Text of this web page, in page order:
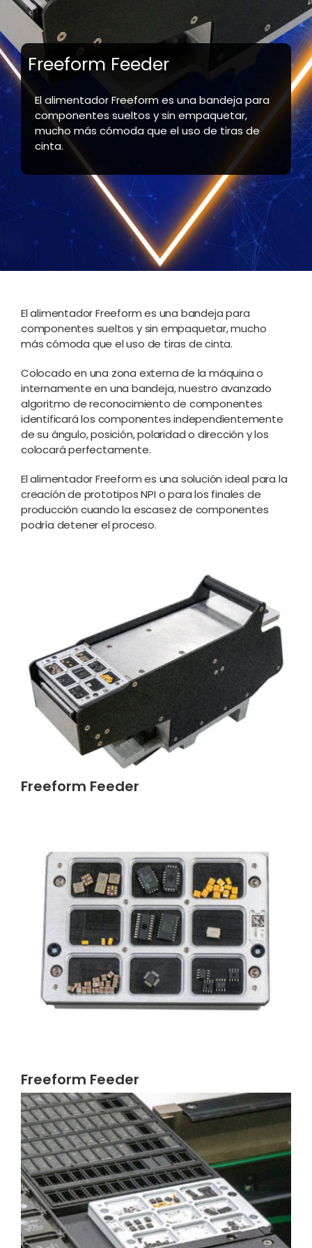
Freeform Feeder
El alimentador Freeform es una bandeja para
componentes sueltos y sin empaquetar,
mucho más cómoda que el uso de tiras de
cinta.
El alimentador Freeform es una bandeja para
componentes sueltos y sin empaquetar, mucho
más cómoda que el uso de tiras de cinta.
Colocado en una zona externa de la máquina o
internamente en una bandeja, nuestro avanzado
algoritmo de reconocimiento de componentes
identificará los componentes independientemente
de su ángulo, posición, polaridad o dirección y los
colocará perfectamente.
El alimentador Freeform es una solución ideal para la
creación de prototipos NPI o para los finales de
producción cuando la escasez de componentes
podría detener el proceso.
Freeform Feeder
Freeform Feeder